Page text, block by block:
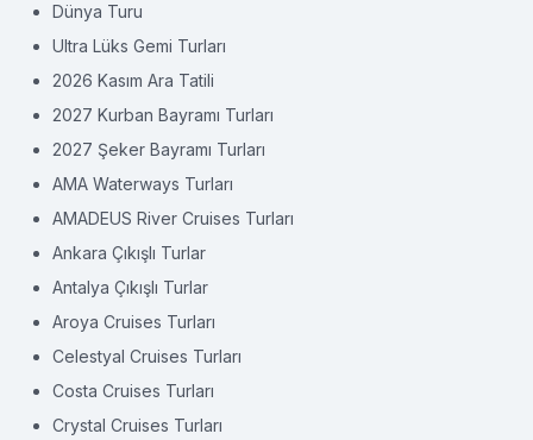
Dünya Turu
Ultra Lüks Gemi Turları
2026 Kasım Ara Tatili
2027 Kurban Bayramı Turları
2027 Şeker Bayramı Turları
AMA Waterways Turları
AMADEUS River Cruises Turları
Ankara Çıkışlı Turlar
Antalya Çıkışlı Turlar
Aroya Cruises Turları
Celestyal Cruises Turları
Costa Cruises Turları
Crystal Cruises Turları